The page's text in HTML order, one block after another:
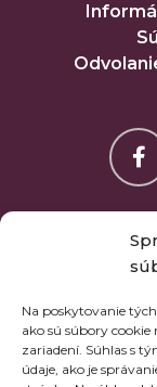
Na poskytovanie
ako sú súbory
zariadení. Súhlas s
údaje, ako je